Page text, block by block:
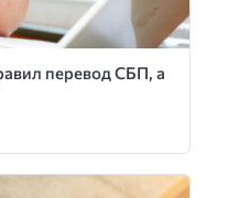
перевод СБП, а